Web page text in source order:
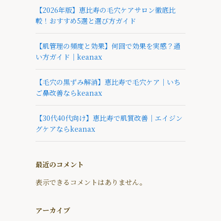
【2026年版】恵比寿の毛穴ケアサロン徹底比
較！おすすめ5選と選び方ガイド
【肌管理の頻度と効果】何回で効果を実感？通
い方ガイド｜keanax
【毛穴の黒ずみ解消】恵比寿で毛穴ケア｜いち
ご鼻改善ならkeanax
【30代40代向け】恵比寿で肌質改善｜エイジン
グケアならkeanax
最近のコメント
表示できるコメントはありません。
アーカイブ